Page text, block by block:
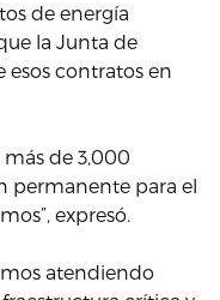
de energía
la Junta de
contratos en
de 3,000
permanente para el
expresó.
atendiendo